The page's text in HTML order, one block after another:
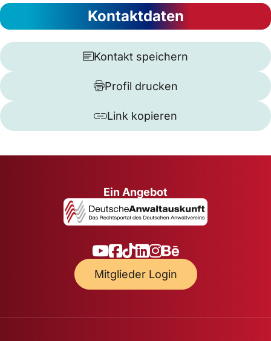
Kontaktdaten
Kontakt speichern
Profil drucken
Link kopieren
Ein Angebot
Mitglieder Login